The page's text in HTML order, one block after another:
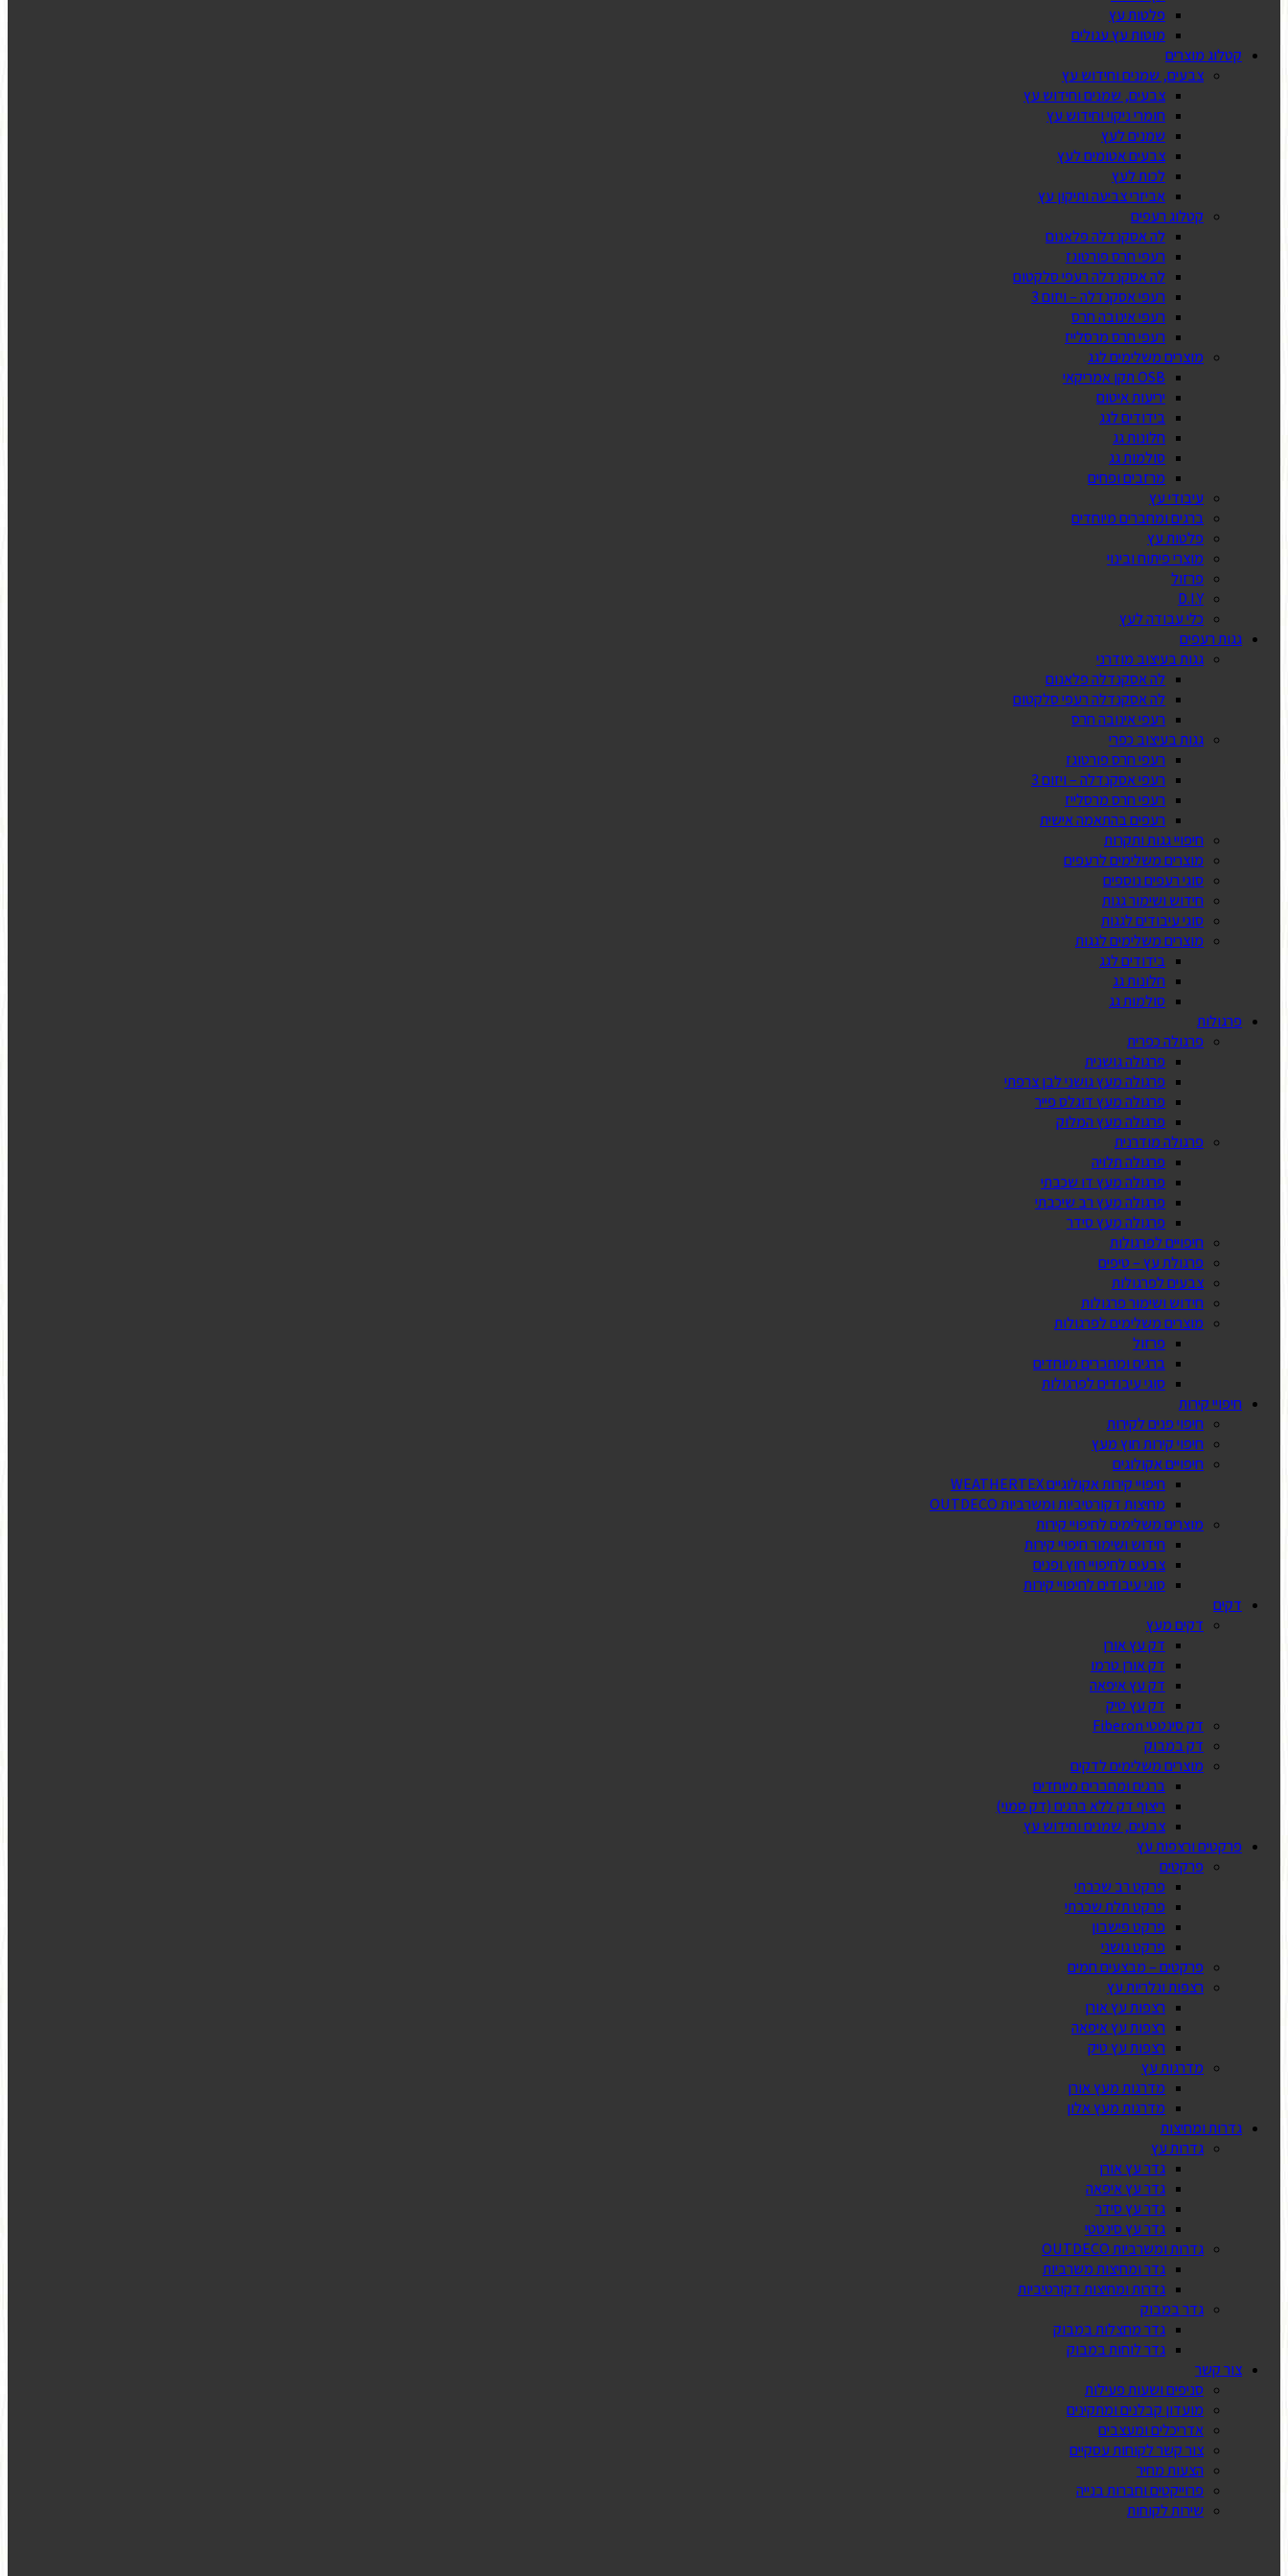
פלטות עץ
מוטות עץ עגולים
קטלוג מוצרים
צבעים, שמנים וחידוש עץ
צבעים, שמנים וחידוש עץ
חומרי ניקוי וחידוש עץ
שמנים לעץ
צבעים אטומים לעץ
לכות לעץ
אביזרי צביעה ותיקון עץ
קטלוג רעפים
לה אסקנדלה פלאנום
רעפי חרס פורטוגז
לה אסקנדלה רעפי סלקטום
רעפי אסקנדלה – ויזום 3
רעפי אינובה חרס
רעפי חרס מרסלייז
מוצרים משלימים לגג
OSB תקן אמריקאי
יריעות איטום
בידודים לגג
חלונות גג
סולמות גג
מרזבים ופחים
עיבודי עץ
ברגים ומחברים מיוחדים
פלטות עץ
מוצרי פיתוח ובינוי
פרזול
D.I.Y
כלי עבודה לעץ
גגות רעפים
גגות בעיצוב מודרני
לה אסקנדלה פלאנום
לה אסקנדלה רעפי סלקטום
רעפי אינובה חרס
גגות בעיצוב כפרי
רעפי חרס פורטוגז
רעפי אסקנדלה – ויזום 3
רעפי חרס מרסלייז
רעפים בהתאמה אישית
חיפויי גגות ותקרות
מוצרים משלימים לרעפים
סוגי רעפים נוספים
חידוש ושימור גגות
סוגי עיבודים לגגות
מוצרים משלימים לגגות
בידודים לגג
חלונות גג
סולמות גג
פרגולות
פרגולה כפרית
פרגולה גושנית
פרגולה מעץ גושני לבן צרפתי
פרגולה מעץ דוגלס פייר
פרגולה מעץ המלוק
פרגולה מודרנית
פרגולה תלויה
פרגולה מעץ דו שכבתי
פרגולה מעץ רב שיכבתי
פרגולה מעץ סידר
חיפויים לפרגולות
פרגולת עץ – טיפים
צבעים לפרגולות
חידוש ושימור פרגולות
מוצרים משלימים לפרגולות
פרזול
ברגים ומחברים מיוחדים
סוגי עיבודים לפרגולות
חיפויי קירות
חיפוי פנים לקירות
חיפוי קירות חוץ מעץ
חיפויים אקולוגים
חיפויי קירות אקולוגיים WEATHERTEX
מחיצות דקורטיביות ומשרביות OUTDECO
מוצרים משלימים לחיפויי קירות
חידוש ושימור חיפויי קירות
צבעים לחיפויי חוץ ופנים
סוגי עיבודים לחיפויי קירות
דקים
דקים מעץ
דק עץ אורן
דק אורן טרמו
דק עץ איפאה
דק עץ טיק
דק סינטטי Fiberon
דק במבוק
מוצרים משלימים לדקים
ברגים ומחברים מיוחדים
ריצוף דק ללא ברגים (דק סמוי)
צבעים, שמנים וחידוש עץ
פרקטים ורצפות עץ
פרקטים
פרקט רב שכבתי
פרקט תלת שכבתי
פרקט פישבון
פרקט גושני
פרקטים – מבצעים חמים
רצפות וגלריות עץ
רצפות עץ אורן
רצפות עץ איפאה
רצפות עץ טיק
מדרגות עץ
מדרגות מעץ אורן
מדרגות מעץ אלון
גדרות ומחיצות
גדרות עץ
גדר עץ אורן
גדר עץ איפאה
גדר עץ סידר
גדר עץ סינטטי
גדרות ומשרביות OUTDECO
גדר ומחיצות משרביות
גדרות ומחיצות דקורטיביות
גדר במבוק
גדר מחצלות במבוק
גדר לוחות במבוק
צור קשר
סניפים ושעות פעילות
מועדון קבלנים ומתקינים
אדריכלים ומעצבים
צור קשר לקוחות עסקיים
הצעות מחיר
פרוייקטים וחברות בנייה
שירות לקוחות